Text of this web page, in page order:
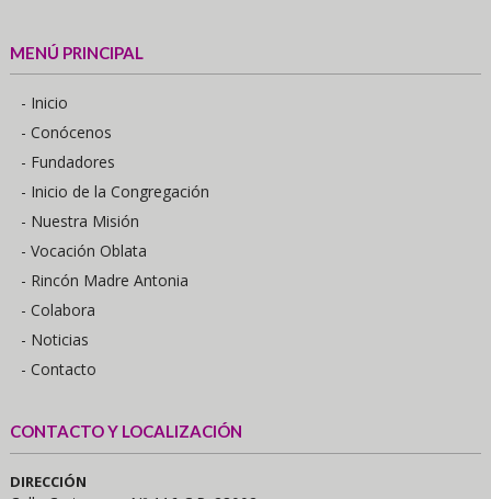
MENÚ PRINCIPAL
- Inicio
- Conócenos
- Fundadores
- Inicio de la Congregación
- Nuestra Misión
- Vocación Oblata
- Rincón Madre Antonia
- Colabora
- Noticias
- Contacto
CONTACTO Y LOCALIZACIÓN
DIRECCIÓN